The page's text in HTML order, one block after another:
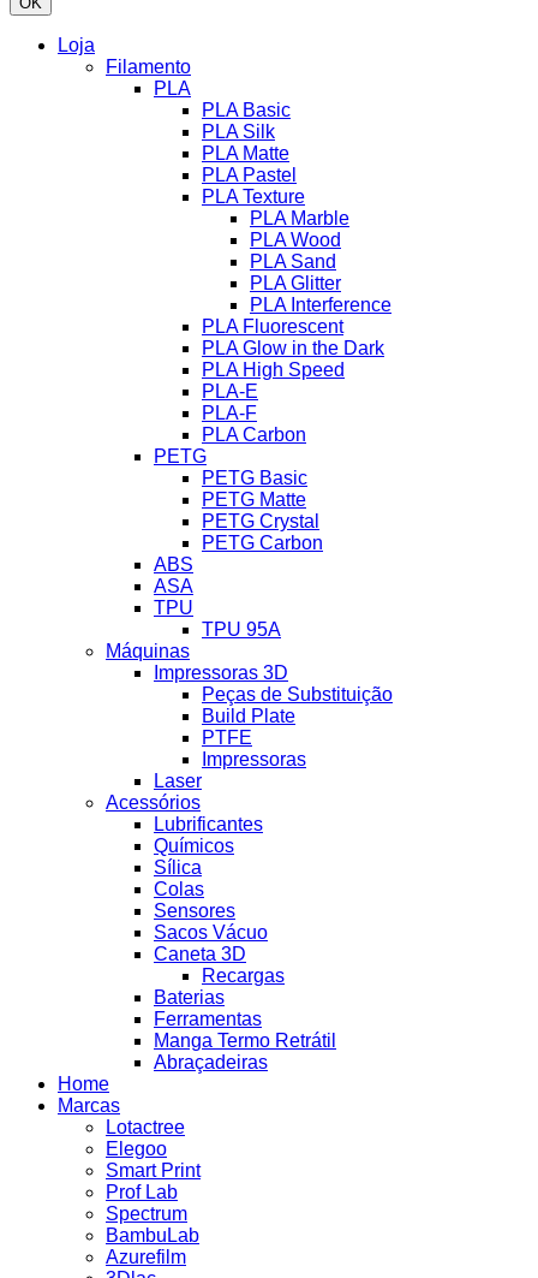
Loja
Filamento
PLA
PLA Basic
PLA Silk
PLA Matte
PLA Pastel
PLA Texture
PLA Marble
PLA Wood
PLA Sand
PLA Glitter
PLA Interference
PLA Fluorescent
PLA Glow in the Dark
PLA High Speed
PLA-E
PLA-F
PLA Carbon
PETG
PETG Basic
PETG Matte
PETG Crystal
PETG Carbon
ABS
ASA
TPU
TPU 95A
Máquinas
Impressoras 3D
Peças de Substituição
Build Plate
PTFE
Impressoras
Laser
Acessórios
Lubrificantes
Químicos
Sílica
Colas
Sensores
Sacos Vácuo
Caneta 3D
Recargas
Baterias
Ferramentas
Manga Termo Retrátil
Abraçadeiras
Home
Marcas
Lotactree
Elegoo
Smart Print
Prof Lab
Spectrum
BambuLab
Azurefilm